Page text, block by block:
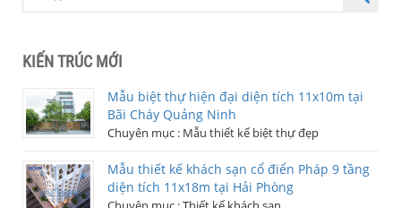
KIẾN TRÚC MỚI
Mẫu biệt thự hiện đại diện tích 11x10m tại
Bãi Cháy Quảng Ninh
Chuyên mục : Mẫu thiết kế biệt thự đẹp
Mẫu thiết kế khách sạn cổ điển Pháp 9 tầng
diện tích 11x18m tại Hải Phòng